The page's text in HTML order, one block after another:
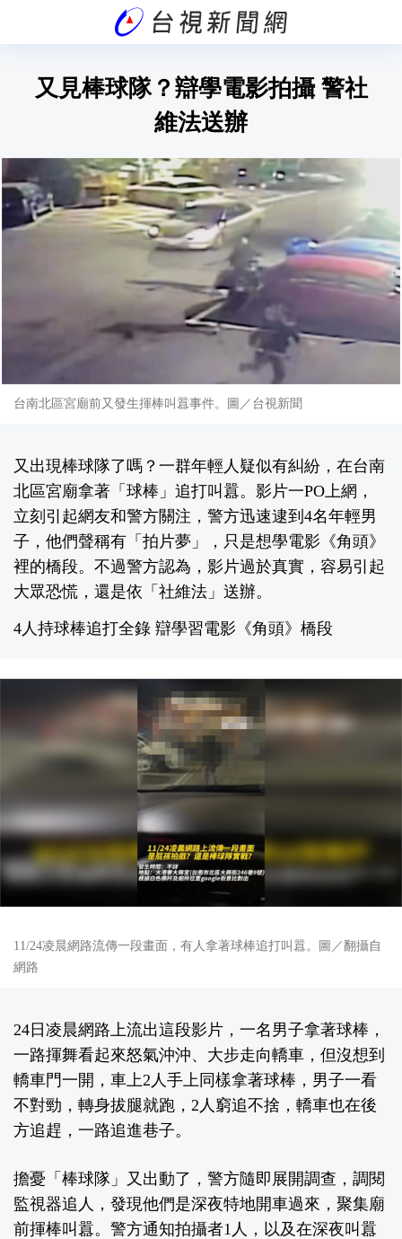
又見棒球隊？辯學電影拍攝 警社
維法送辦
台南北區宮廟前又發生揮棒叫囂事件。圖／台視新聞
又出現棒球隊了嗎？一群年輕人疑似有糾紛，在台南
北區宮廟拿著「球棒」追打叫囂。影片一PO上網，
立刻引起網友和警方關注，警方迅速逮到4名年輕男
子，他們聲稱有「拍片夢」，只是想學電影《角頭》
裡的橋段。不過警方認為，影片過於真實，容易引起
大眾恐慌，還是依「社維法」送辦。
4人持球棒追打全錄 辯學習電影《角頭》橋段
11/24凌晨網路流傳一段畫面，有人拿著球棒追打叫囂。圖／翻攝自
網路
24日凌晨網路上流出這段影片，一名男子拿著球棒，
一路揮舞看起來怒氣沖沖、大步走向轎車，但沒想到
轎車門一開，車上2人手上同樣拿著球棒，男子一看
不對勁，轉身拔腿就跑，2人窮追不捨，轎車也在後
方追趕，一路追進巷子。
擔憂「棒球隊」又出動了，警方隨即展開調查，調閱
監視器追人，發現他們是深夜特地開車過來，聚集廟
前揮棒叫囂。警方通知拍攝者1人，以及在深夜叫囂